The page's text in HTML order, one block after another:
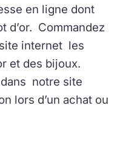
en ligne dont
d’or. Commandez
internet les
et des bijoux.
notre site
lors d’un achat ou